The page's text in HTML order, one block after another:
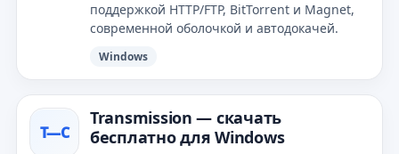
поддержкой HTTP/FTP, BitTorrent и Magnet,
современной оболочкой и автодокачей.
Windows
T—С
Transmission — скачать
бесплатно для Windows